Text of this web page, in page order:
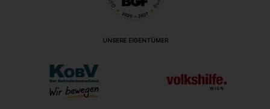
UNSERE EIGENTÜMER